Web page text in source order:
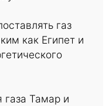
газ
как Египет и
газа Тамар и